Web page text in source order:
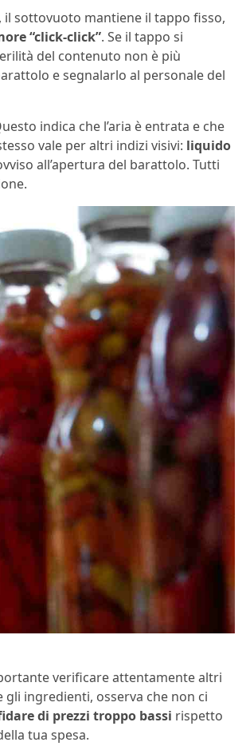
il sottovuoto mantiene il tappo fisso,
“click-click”. Se il tappo si
del contenuto non è più
e segnalarlo al personale del
indica che l’aria è entrata e che
vale per altri indizi visivi: liquido
all’apertura del barattolo. Tutti
verificare attentamente altri
gli ingredienti, osserva che non ci
di prezzi troppo bassi rispetto
tua spesa.